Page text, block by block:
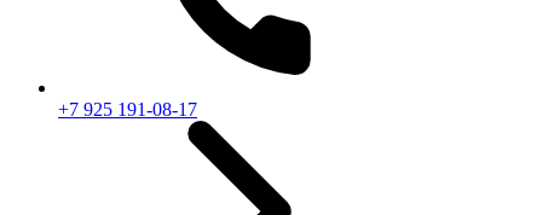
+7 925 191-08-17